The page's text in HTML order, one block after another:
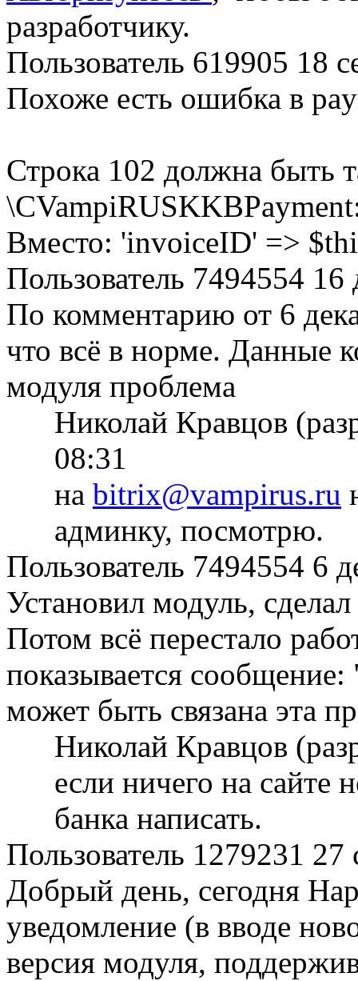
разработчику.
Пользователь 619905 18
Похоже есть ошибка в
Строка 102 должна быть
Вместо: 'invoiceID' =>
Пользователь 7494554 16
По комментарию от 6
что всё в норме. Данные
модуля проблема
Николай Кравцов
08:31
на bitrix@vampirus.ru
админку, посмотрю.
Пользователь 7494554 6
Установил модуль,
Потом всё перестало
показывается
может быть связана эта
Николай Кравцов
если ничего на
банка написать.
Пользователь 1279231 27
Добрый день, сегодня
уведомление (в вводе
версия модуля,